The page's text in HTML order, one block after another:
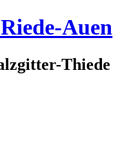
Auen
Thiede